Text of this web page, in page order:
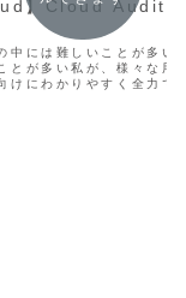
】Cloud Audit
中には難しいことが多い
とが多い私が、様々な用
けにわかりやすく全力で